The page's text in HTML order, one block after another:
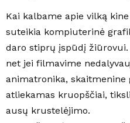
Kai kalbame apie vilką
suteikia kompiuterinė
daro stiprų įspūdį
net jei filmavime
animatronika,
atliekamas kruopščiai,
ausų krustelėjimo.